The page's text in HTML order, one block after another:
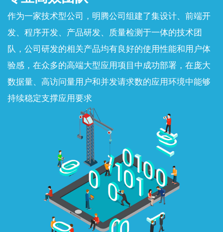
作为一家技术型公司，明腾公司组建了集设计、前端开
发、程序开发、产品研发、质量检测于一体的技术团
队，公司研发的相关产品均有良好的使用性能和用户体
验感，在众多的高端大型应用项目中成功部署，在庞大
数据量、高访问量用户和并发请求数的应用环境中能够
持续稳定支撑应用要求